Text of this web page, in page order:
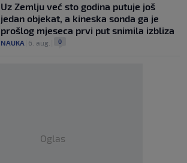
Uz Zemlju već sto godina putuje još
jedan objekat, a kineska sonda ga je
prošlog mjeseca prvi put snimila izbliza
NAUKA 6. aug. 0
Oglas